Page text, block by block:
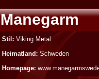
Manegarm
Stil: Viking Metal
Heimatland: Schweden
Homepage: